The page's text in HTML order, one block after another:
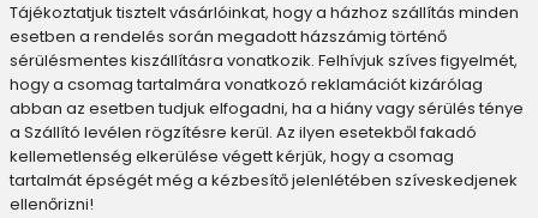
Tájékoztatjuk tisztelt vásárlóinkat, hogy a házhoz szállítás minden
esetben a rendelés során megadott házszámig történő
sérülésmentes kiszállításra vonatkozik. Felhívjuk szíves figyelmét,
hogy a csomag tartalmára vonatkozó reklamációt kizárólag
abban az esetben tudjuk elfogadni, ha a hiány vagy sérülés ténye
a Szállító levélen rögzítésre kerül. Az ilyen esetekből fakadó
kellemetlenség elkerülése végett kérjük, hogy a csomag
tartalmát épségét még a kézbesítő jelenlétében szíveskedjenek
ellenőrizni!